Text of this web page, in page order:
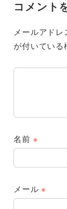
コメント
メールアドレ
が付いている
名前 ※
メール※